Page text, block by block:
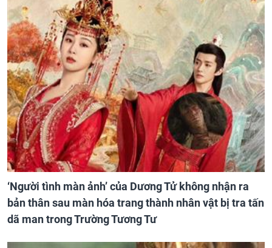
‘Người tình màn ảnh’ của Dương Tử không nhận ra
bản thân sau màn hóa trang thành nhân vật bị tra tấn
dã man trong Trường Tương Tư